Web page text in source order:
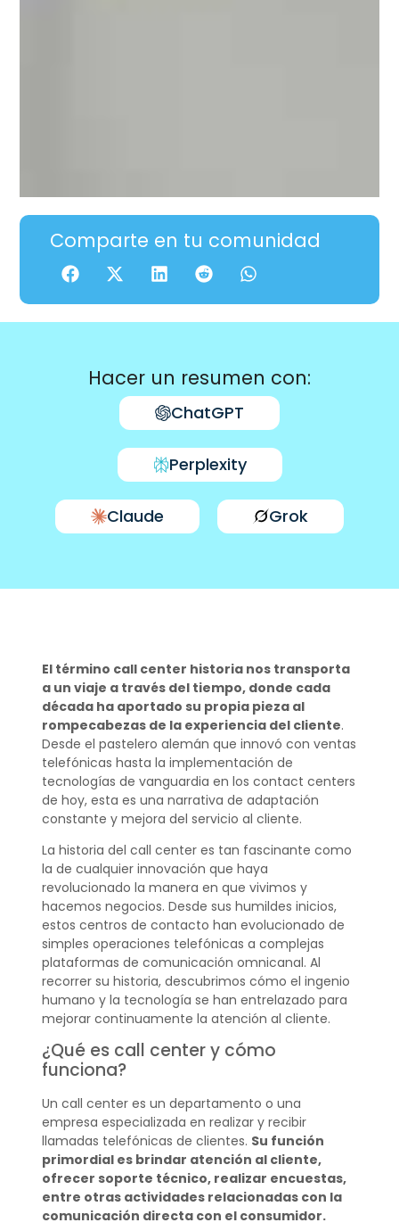
Comparte en tu comunidad
Hacer un resumen con:
ChatGPT
Perplexity
Claude Grok
El término call center historia nos transporta
a un viaje a través del tiempo, donde cada
década ha aportado su propia pieza al
rompecabezas de la experiencia del cliente.
Desde el pastelero alemán que innovó con ventas
telefónicas hasta la implementación de
tecnologías de vanguardia en los contact centers
de hoy, esta es una narrativa de adaptación
constante y mejora del servicio al cliente.
La historia del call center es tan fascinante como
la de cualquier innovación que haya
revolucionado la manera en que vivimos y
hacemos negocios. Desde sus humildes inicios,
estos centros de contacto han evolucionado de
simples operaciones telefónicas a complejas
plataformas de comunicación omnicanal. Al
recorrer su historia, descubrimos cómo el ingenio
humano y la tecnología se han entrelazado para
mejorar continuamente la atención al cliente.
¿Qué es call center y cómo
funciona?
Un call center es un departamento o una
empresa especializada en realizar y recibir
llamadas telefónicas de clientes. Su función
primordial es brindar atención al cliente,
ofrecer soporte técnico, realizar encuestas,
entre otras actividades relacionadas con la
comunicación directa con el consumidor.